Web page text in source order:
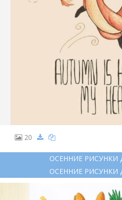
20
ОСЕННИЕ РИСУНКИ
ОСЕННИЕ РИСУНКИ